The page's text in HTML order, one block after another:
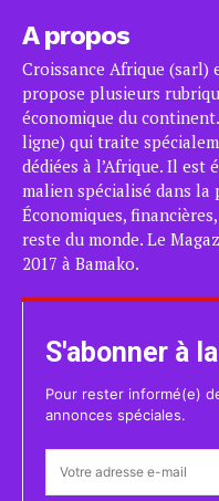
A propos
Croissance Afrique
propose plusieurs
économique du
ligne) qui traite
dédiées à l’Afrique. Il est
malien spécialisé dans
Économiques,
reste du monde. Le
2017 à Bamako.
S'abonner à
Pour rester informé(e)
annonces spéciales.